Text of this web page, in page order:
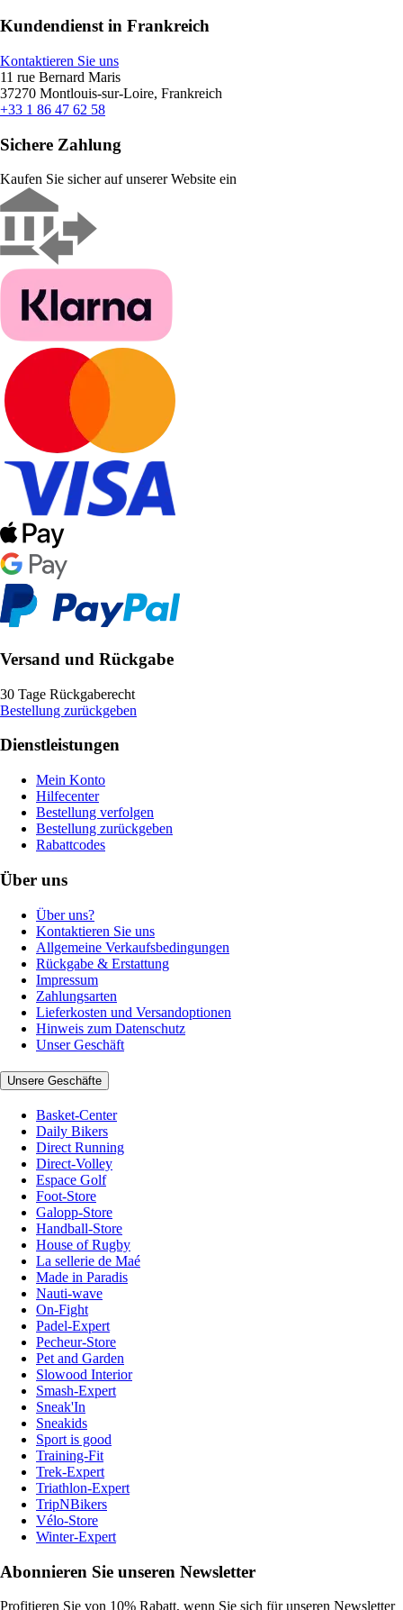
Kundendienst in Frankreich
Kontaktieren Sie uns
11 rue Bernard Maris
37270 Montlouis-sur-Loire, Frankreich
+33 1 86 47 62 58
Sichere Zahlung
Kaufen Sie sicher auf unserer Website ein
Versand und Rückgabe
30 Tage Rückgaberecht
Bestellung zurückgeben
Dienstleistungen
Mein Konto
Hilfecenter
Bestellung verfolgen
Bestellung zurückgeben
Rabattcodes
Über uns
Über uns?
Kontaktieren Sie uns
Allgemeine Verkaufsbedingungen
Rückgabe & Erstattung
Impressum
Zahlungsarten
Lieferkosten und Versandoptionen
Hinweis zum Datenschutz
Unser Geschäft
Unsere Geschäfte
Basket-Center
Daily Bikers
Direct Running
Direct-Volley
Espace Golf
Foot-Store
Galopp-Store
Handball-Store
House of Rugby
La sellerie de Maé
Made in Paradis
Nauti-wave
On-Fight
Padel-Expert
Pecheur-Store
Pet and Garden
Slowood Interior
Smash-Expert
Sneak'In
Sneakids
Sport is good
Training-Fit
Trek-Expert
Triathlon-Expert
TripNBikers
Vélo-Store
Winter-Expert
Abonnieren Sie unseren Newsletter
Profitieren Sie von 10% Rabatt, wenn Sie sich für unseren Newsletter